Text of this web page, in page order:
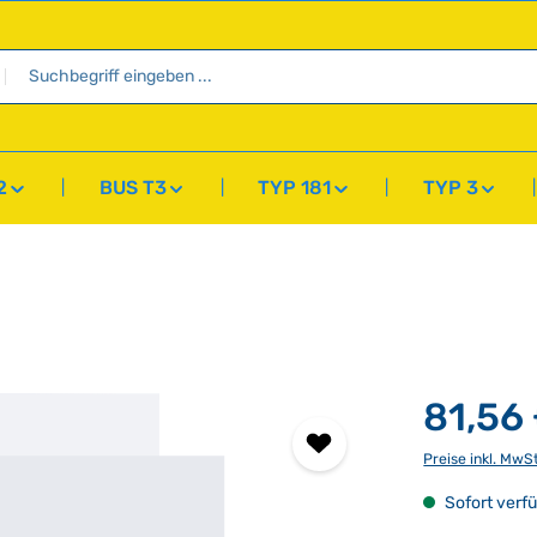
BUS T3 TYP 181 TYP 3
81,56
Preise inkl.
Sofort